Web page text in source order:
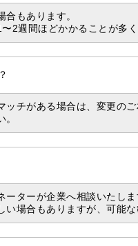
もあります。
2週間ほどかかることが多
チがある場合は、変更のご
ターが企業へ相談いたしま
場合もありますが、可能な